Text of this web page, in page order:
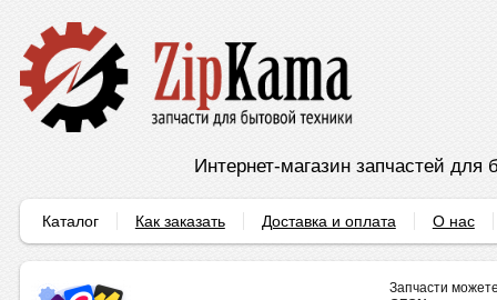
Интернет-магазин запчастей для
Каталог Как заказать Доставка и оплата О нас
Запчасти